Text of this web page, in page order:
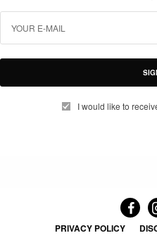
I would like to
PRIVACY POLICY